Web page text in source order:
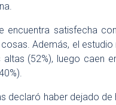
encuentra satisfecha
Además, el
(52%), luego caen
declaró haber dejado